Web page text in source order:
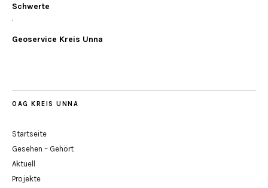
Schwerte
.
Geoservice Kreis Unna
OAG KREIS UNNA
Startseite
Gesehen – Gehört
Aktuell
Projekte